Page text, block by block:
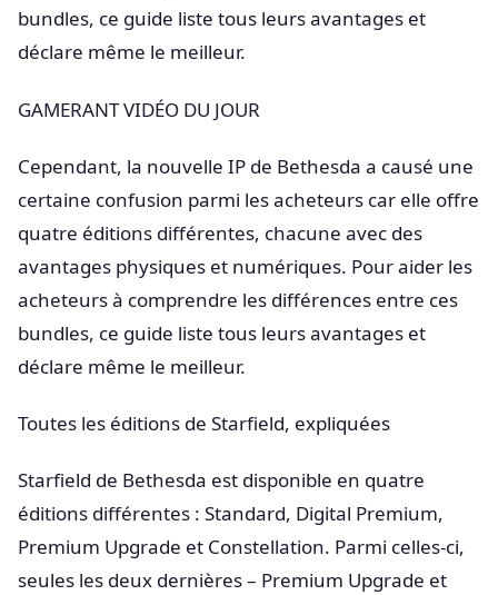
bundles, ce guide liste tous leurs avantages et
déclare même le meilleur.
GAMERANT VIDÉO DU JOUR
Cependant, la nouvelle IP de Bethesda a causé une
certaine confusion parmi les acheteurs car elle offre
quatre éditions différentes, chacune avec des
avantages physiques et numériques. Pour aider les
acheteurs à comprendre les différences entre ces
bundles, ce guide liste tous leurs avantages et
déclare même le meilleur.
Toutes les éditions de Starfield, expliquées
Starfield de Bethesda est disponible en quatre
éditions différentes : Standard, Digital Premium,
Premium Upgrade et Constellation. Parmi celles-ci,
seules les deux dernières – Premium Upgrade et